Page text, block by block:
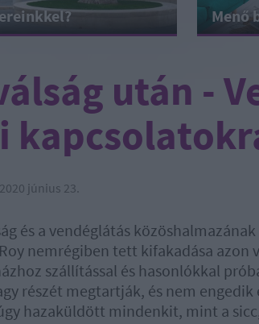
Menő
után -
2020 június 23.
és a vendéglátás
nemrégiben tett kifakadása azon
szállítással és hasonlókkal
részét megtartják, és nem engedik
hazaküldött mindenkit, mint a